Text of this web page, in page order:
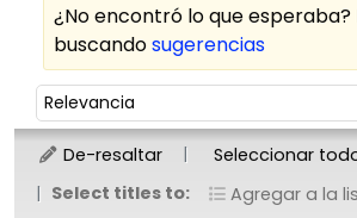
¿No encontró lo que esperaba?
buscandosugerencias
Ordenar
Ordenar por:
De-resaltar Seleccionar
Select titles to:
Agregar a la